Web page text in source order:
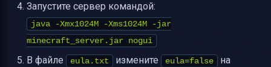
Запустите сервер командой:
java -Xmx1024M -Xms1024M -jar
minecraft_server.jar nogui
В файле eula.txt измените eula=false на